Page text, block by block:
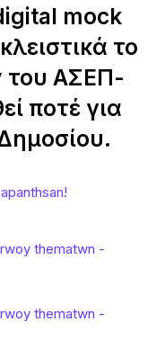
mock
το
ΑΣΕΠ-
ποτέ για